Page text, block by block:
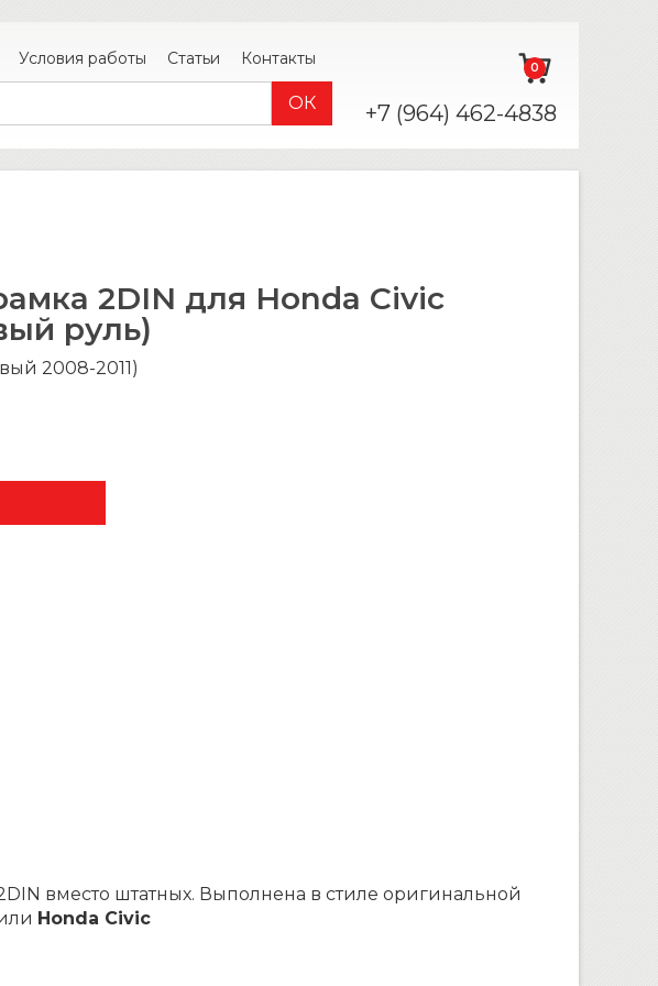
Условия работы Статьи Контакты 0
+7 (964) 462-4838
2DIN для Honda Civic
руль)
2008-2011)
вместо штатных. Выполнена в стиле оригинальной
Honda Civic